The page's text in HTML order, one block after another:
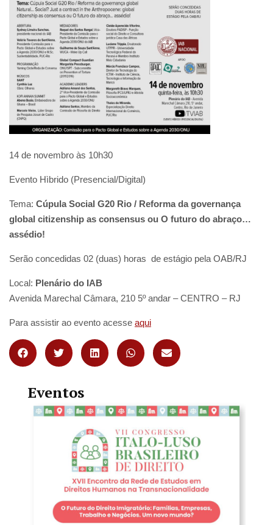
14 de novembro às 10h30
Evento Hìbrido (Presencial/Digital)
Tema: Cúpula Social G20 Rio / Reforma da governança
global citizenship as consensus ou O futuro do abraço…
assédio!
Serão concedidas 02 (duas) horas de estágio pela OAB/RJ
Local: Plenário do IAB
Avenida Marechal Câmara, 210 5º andar – CENTRO – RJ
Para assistir ao evento acesse aqui
Eventos